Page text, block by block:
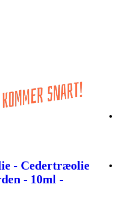
- Cedertræolie
- 10ml -